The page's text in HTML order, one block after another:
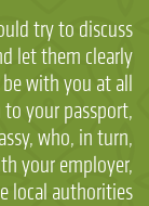
try to discuss
let them clearly
with you at all
your passport,
who, in turn,
your employer,
local authorities.